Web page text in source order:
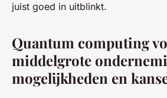
juist goed in uitblinkt.
Quantum computing
middelgrote
mogelijkheden en